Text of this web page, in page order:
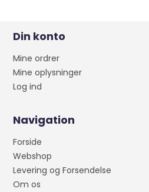
Din konto
Mine ordrer
Mine oplysninger
Log ind
Navigation
Forside
Webshop
Levering og Forsendelse
Om os